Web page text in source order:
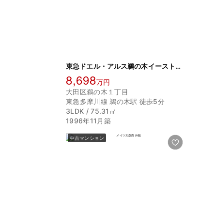
東急ドエル・アルス鵜の木イーストコート
8,698万円
大田区鵜の木１丁目
東急多摩川線 鵜の木駅 徒歩5分
3LDK / 75.31㎡
1996年11月築
中古マンション